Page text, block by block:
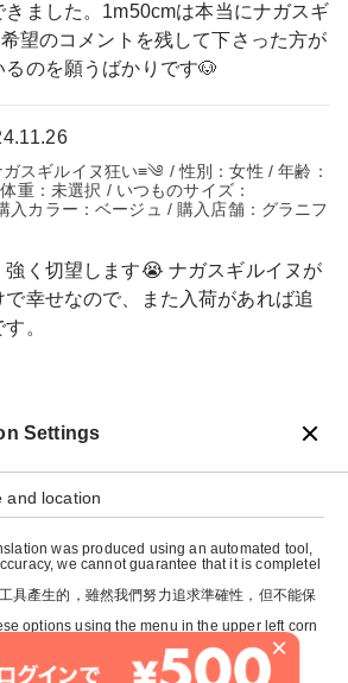
ました。1m50cmは本当にナガスギ
望のコメントを残して下さった方が
のを願うばかりです🐶
スギルイヌ狂い≡༄ / 性別：女性 / 年齢：
重：未選択 / いつものサイズ：
入カラー：ベージュ / 購入店舗：グラニフ
強く切望します😭 ナガスギルイヌが
幸せなので、また入荷があれば追
。
×
Settings
and location
was produced using an automated tool,
we cannot guarantee that it is completel
具產生的，雖然我們努力追求準確性，但不能保
options using the menu in the upper left corn
來更改這些選項。